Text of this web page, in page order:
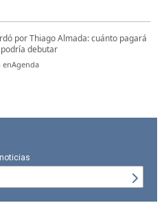
por Thiago Almada: cuánto pagará
debutar
enAgenda